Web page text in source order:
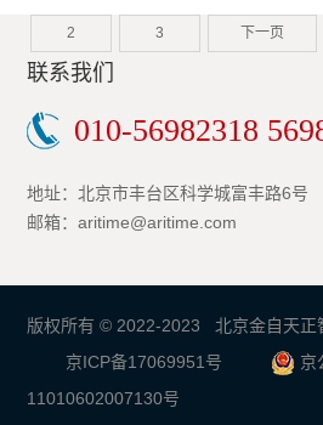
2 3 下一页
联系我们
010-56982318
地址：北京市丰台区科学城富丰路6号
邮箱：aritime@aritime.com
版权所有 © 2022-2023 北京金自天
京ICP备17069951号
京
11010602007130号